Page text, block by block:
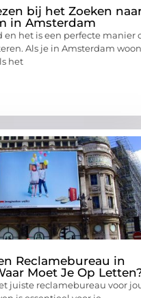
bij het Zoeken
in Amsterdam
en het is een perfecte manier
Als je in Amsterdam
het
Reclamebureau in
Moet Je Op
juiste reclamebureau voor